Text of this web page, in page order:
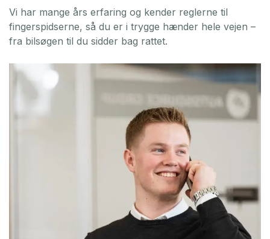
Vi har mange års erfaring og kender reglerne til
fingerspidserne, så du er i trygge hænder hele vejen –
fra bilsøgen til du sidder bag rattet.